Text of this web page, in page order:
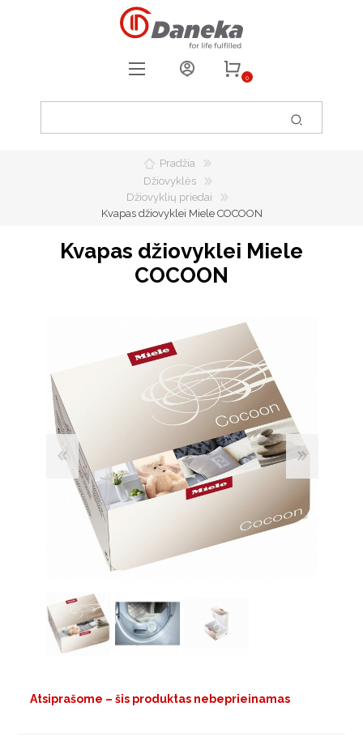
0
0
Pradžia
Džiovyklės
Džiovyklių priedai
Kvapas džiovyklei Miele COCOON
Kvapas džiovyklei Miele
COCOON
Atsiprašome – šis produktas nebeprieinamas